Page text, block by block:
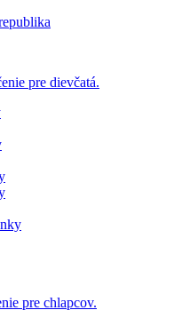
pre dievčatá.
pre chlapcov.